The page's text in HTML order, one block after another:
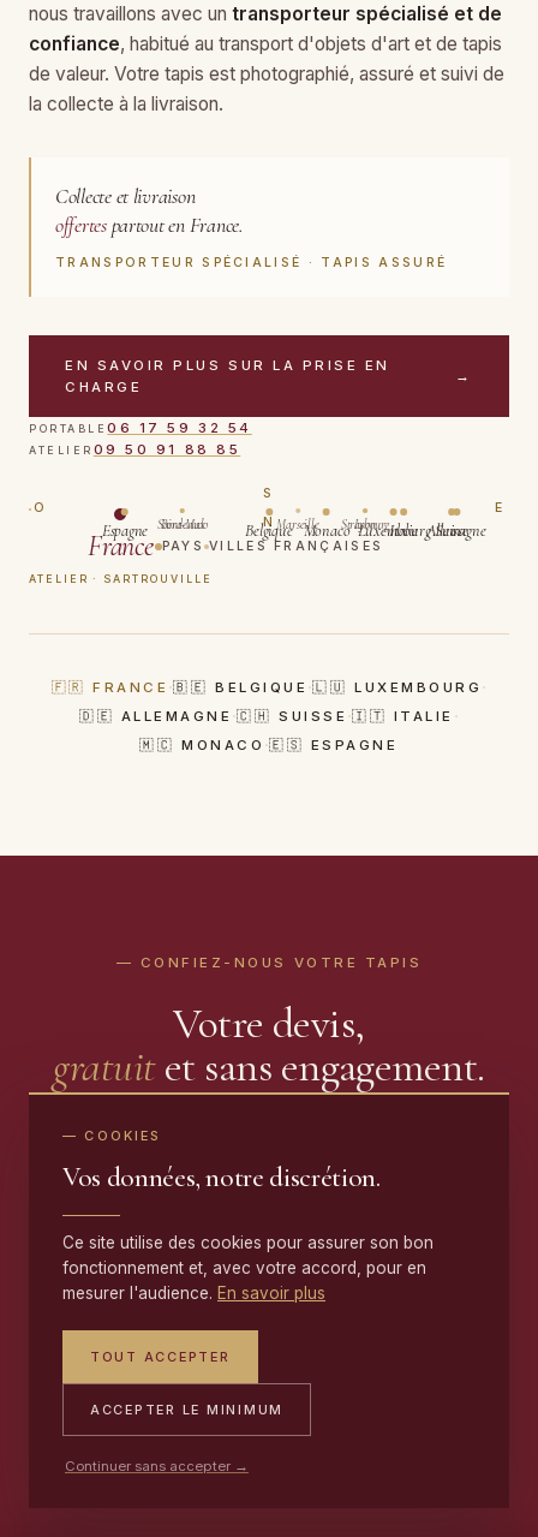
nous travaillons avec un transporteur spécialisé et de
confiance, habitué au transport d'objets d'art et de tapis
de valeur. Votre tapis est photographié, assuré et suivi de
la collecte à la livraison.
Collecte et livraison
offertespartout en France.
TRANSPORTEUR SPÉCIALISÉ · TAPIS ASSURÉ
EN SAVOIR PLUS SUR LA PRISE EN
CHARGE
→
PORTABLE06 17 59 32 54
ATELIER 09 50 91 88 85
N
S
O
E
France
ATELIER · SARTROUVILLE
Belgique LuxembourgAllemagne
Suisse
Italie
Monaco
Espagne Saint-Malo Strasbourg
Lyon
Marseille
Bordeaux
PAYS VILLES FRANÇAISES
🇫🇷 FRANCE ·🇧🇪 BELGIQUE ·🇱🇺 LUXEMBOURG ·
🇩🇪 ALLEMAGNE ·🇨🇭 SUISSE ·🇮🇹 ITALIE ·
🇲🇨 MONACO ·🇪🇸 ESPAGNE
— CONFIEZ-NOUS VOTRE TAPIS
Votre devis,
gratuitet sans engagement.
Réponse sous 48 h · Collecte et livraison offertes ·
NOUS CONTACTER
PORTABLE
06 17 59 32 54
09 50 91 88 85
— COOKIES
Vos données, notre discrétion.
Ce site utilise des cookies pour assurer son bon
fonctionnement et, avec votre accord, pour en
mesurer l'audience. En savoir plus
TOUT ACCEPTER
ACCEPTER LE MINIMUM
Continuer sans accepter →